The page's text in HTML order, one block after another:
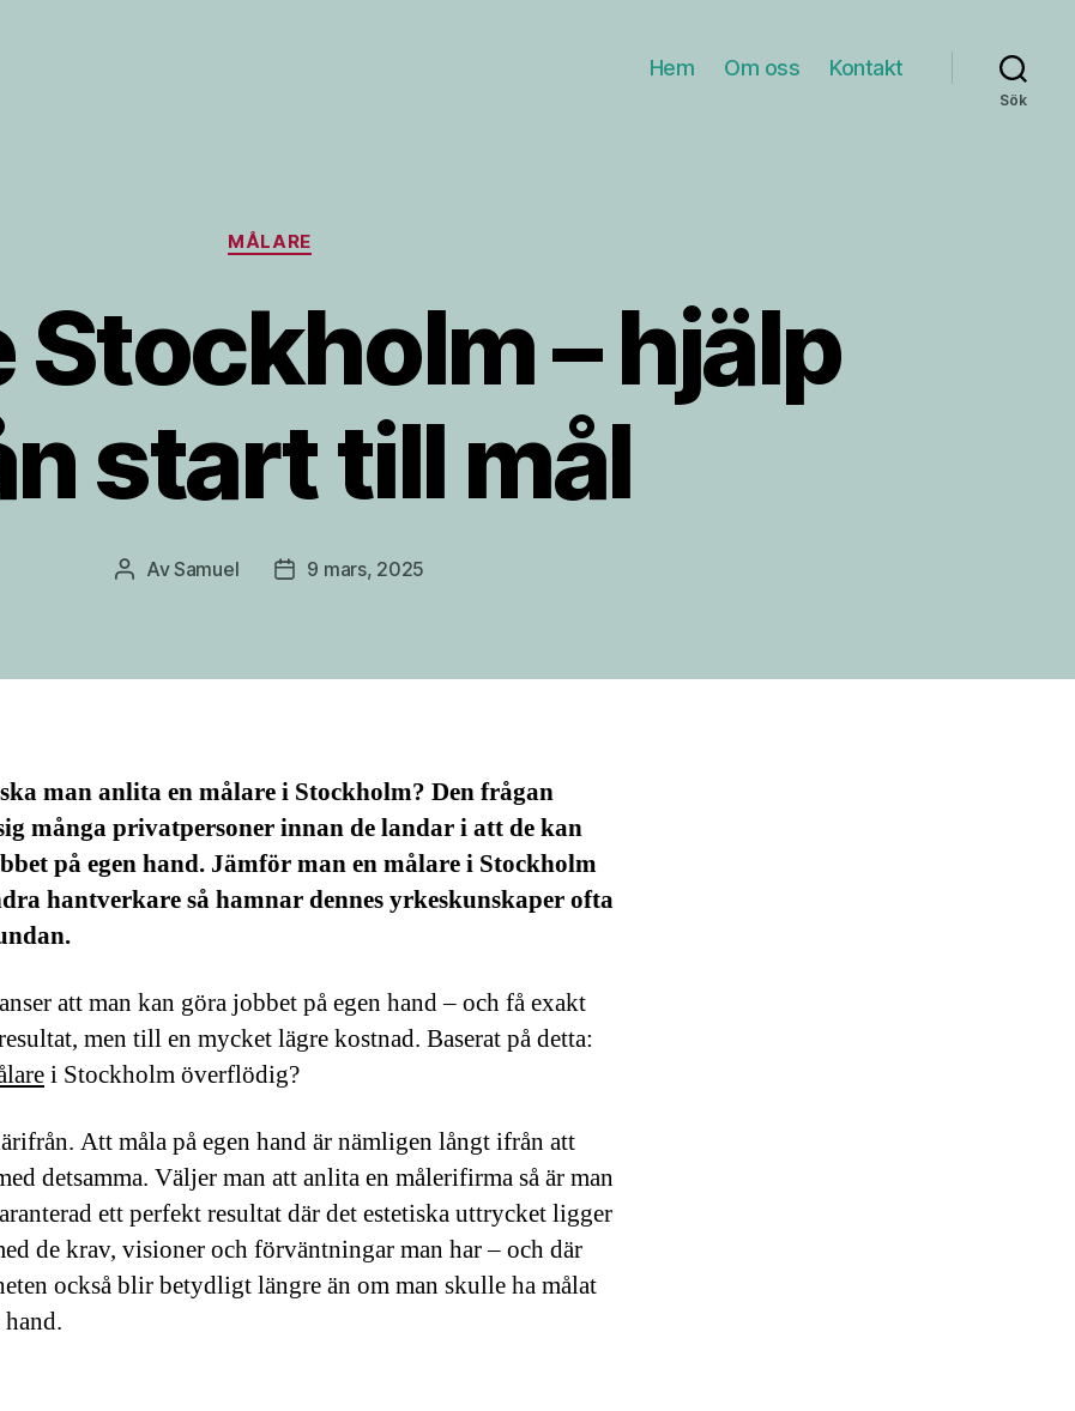
Hem Om oss Kontakt
Sök
Kategorier
MÅLARE
Stockholm – hjälp
start till mål
Inläggsförfattare
AvSamuel Inläggsdatum
9 mars, 2025
man anlita en målare i Stockholm? Den frågan
många privatpersoner innan de landar i att de kan
på egen hand. Jämför man en målare i Stockholm
hantverkare så hamnar dennes yrkeskunskaper ofta
att man kan göra jobbet på egen hand – och få exakt
men till en mycket lägre kostnad. Baserat på detta:
i Stockholm överflödig?
Att måla på egen hand är nämligen långt ifrån att
detsamma. Väljer man att anlita en målerifirma så är man
ett perfekt resultat där det estetiska uttrycket ligger
de krav, visioner och förväntningar man har – och där
också blir betydligt längre än om man skulle ha målat
hand.